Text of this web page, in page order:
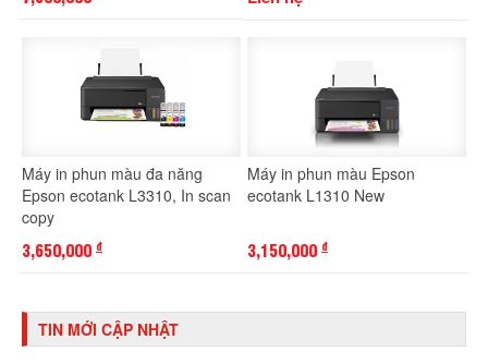
Máy in phun màu đa năng
Epson ecotank L3310, In scan
copy
3,650,000 đ
Máy in phun màu Epson
ecotank L1310 New
3,150,000 đ
TIN MỚI CẬP NHẬT